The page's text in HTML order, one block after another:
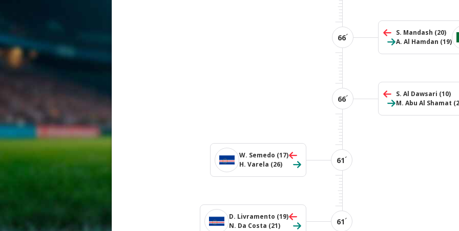
66´ S. Mandash (20)
A. Al Hamdan (19)
66´ S. Al Dawsari (10)
M. Abu Al Shamat
61´
W. Semedo (17)
H. Varela (26)
61´
D. Livramento (19)
N. Da Costa (21)